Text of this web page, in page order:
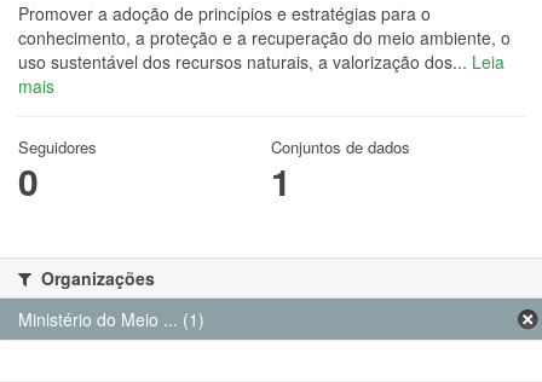
Promover a adoção de princípios e estratégias para o
conhecimento, a proteção e a recuperação do meio ambiente, o
uso sustentável dos recursos naturais, a valorização dos... Leia
mais
Seguidores
0
Conjuntos de dados
1
Organizações
Ministério do Meio ... (1)